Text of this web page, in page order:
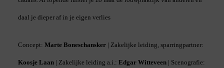
daal je dieper af in je eigen verlies
Concept: Marte Boneschansker| Zakelijke leiding, sparringpartner:
Koosje Laan| Zakelijke leiding a.i.: Edgar Witteveen| Scenografie: